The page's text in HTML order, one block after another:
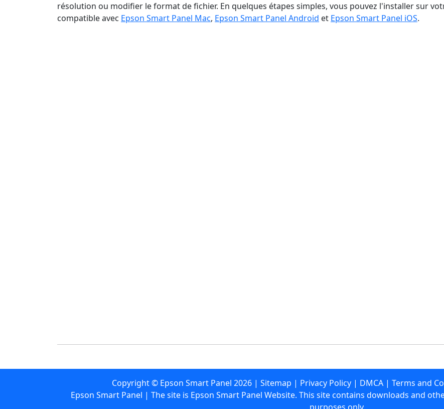
résolution ou modifier le format de fichier. En quelques étapes simples, vous pouvez l'installer sur
compatible avec Epson Smart Panel Mac, Epson Smart Panel Android et Epson Smart Panel iOS.
Copyright © Epson Smart Panel 2026| Sitemap | Privacy Policy| DMCA| Terms and
Epson Smart Panel | The site is Epson Smart Panel Website. This site contains downloads and